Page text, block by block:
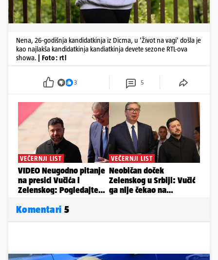
Nena, 26-godišnja kandidatkinja iz Dicma, u 'Život na vagi' došla je
kao najlakša kandidatkinja kandiatkinja devete sezone RTL-ova
showa.
| Foto: rtl
3 5
Komentari 5